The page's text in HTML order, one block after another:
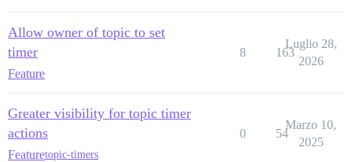
Allow owner of topic to set
timer
Feature
8 163
Luglio 28,
2026
Greater visibility for topic timer
actions
Featuretopic-timers
0 54
Marzo 10,
2025